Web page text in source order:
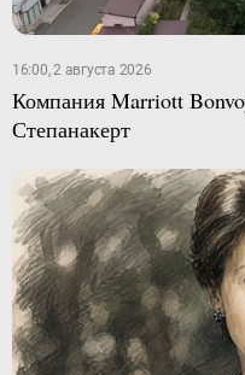
16:00, 2 августа 2026
Компания Marriott
Степанакерт